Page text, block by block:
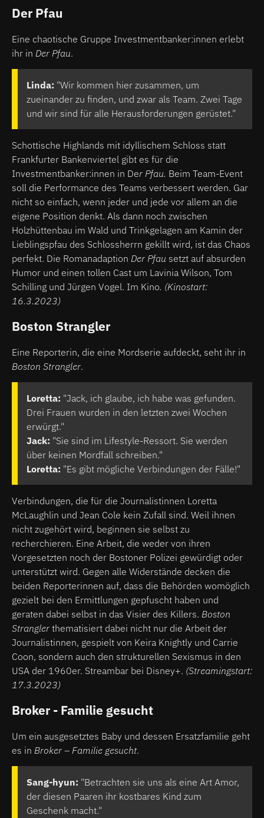
Der Pfau
Eine chaotische Gruppe Investmentbanker:innen erlebt
ihr in Der Pfau.
Linda: "Wir kommen hier zusammen, um
zueinander zu finden, und zwar als Team. Zwei Tage
und wir sind für alle Herausforderungen gerüstet."
Schottische Highlands mit idyllischem Schloss statt
Frankfurter Bankenviertel gibt es für die
Investmentbanker:innen in Der Pfau. Beim Team-Event
soll die Performance des Teams verbessert werden. Gar
nicht so einfach, wenn jeder und jede vor allem an die
eigene Position denkt. Als dann noch zwischen
Holzhüttenbau im Wald und Trinkgelagen am Kamin der
Lieblingspfau des Schlossherrn gekillt wird, ist das Chaos
perfekt. Die Romanadaption Der Pfau setzt auf absurden
Humor und einen tollen Cast um Lavinia Wilson, Tom
Schilling und Jürgen Vogel. Im Kino. (Kinostart:
16.3.2023)
Boston Strangler
Eine Reporterin, die eine Mordserie aufdeckt, seht ihr in
Boston Strangler.
Loretta: "Jack, ich glaube, ich habe was gefunden.
Drei Frauen wurden in den letzten zwei Wochen
erwürgt."
Jack: "Sie sind im Lifestyle-Ressort. Sie werden
über keinen Mordfall schreiben."
Loretta: "Es gibt mögliche Verbindungen der Fälle!"
Verbindungen, die für die Journalistinnen Loretta
McLaughlin und Jean Cole kein Zufall sind. Weil ihnen
nicht zugehört wird, beginnen sie selbst zu
recherchieren. Eine Arbeit, die weder von ihren
Vorgesetzten noch der Bostoner Polizei gewürdigt oder
unterstützt wird. Gegen alle Widerstände decken die
beiden Reporterinnen auf, dass die Behörden womöglich
gezielt bei den Ermittlungen gepfuscht haben und
geraten dabei selbst in das Visier des Killers. Boston
Strangler thematisiert dabei nicht nur die Arbeit der
Journalistinnen, gespielt von Keira Knightly und Carrie
Coon, sondern auch den strukturellen Sexismus in den
USA der 1960er. Streambar bei Disney+. (Streamingstart:
17.3.2023)
Broker - Familie gesucht
Um ein ausgesetztes Baby und dessen Ersatzfamilie geht
es in Broker – Familie gesucht.
Sang-hyun: "Betrachten sie uns als eine Art Amor,
der diesen Paaren ihr kostbares Kind zum
Geschenk macht."